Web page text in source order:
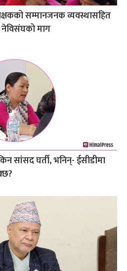
सम्मानजनक व्यवस्थासहित
नेविसंघको माग
सांसद घर्ती, भनिन्- ईसीडीमा